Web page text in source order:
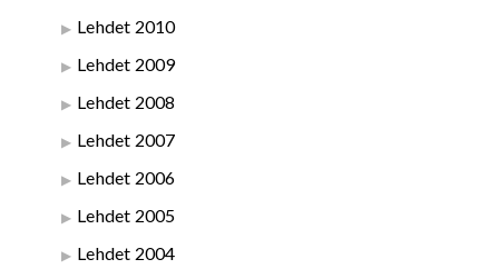
Lehdet 2010
Lehdet 2009
Lehdet 2008
Lehdet 2007
Lehdet 2006
Lehdet 2005
Lehdet 2004